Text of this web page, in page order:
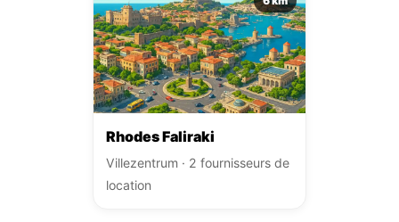
Rhodes Faliraki
Villezentrum · 2 fournisseurs de
location